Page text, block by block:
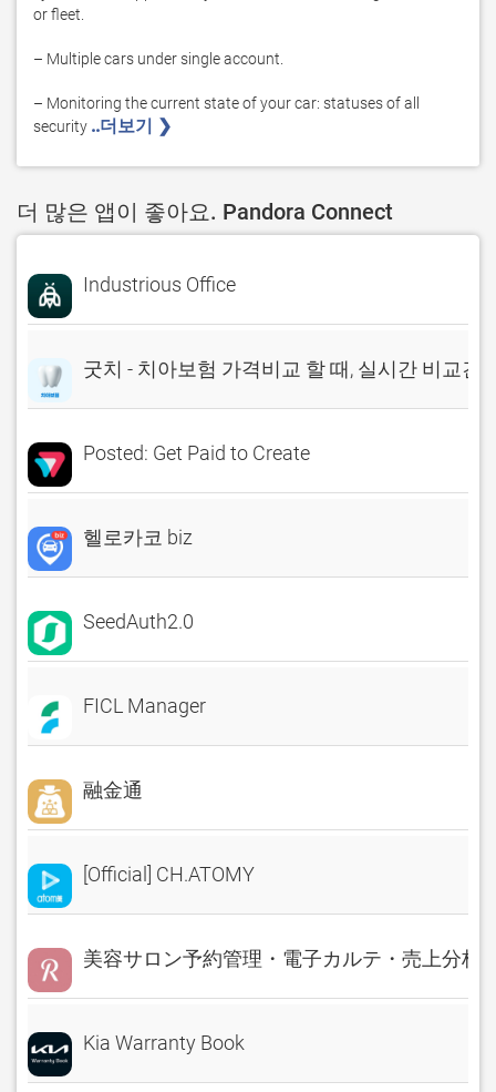
or fleet.
– Multiple cars under single account.
– Monitoring the current state of your car: statuses of all
security ..더보기 ❯
더 많은 앱이 좋아요. Pandora Connect
Industrious Office
굿치 - 치아보험 가격비교 할 때, 실시간 비교견
Posted: Get Paid to Create
헬로카코 biz
SeedAuth2.0
FICL Manager
融金通
[Official] CH.ATOMY
美容サロン予約管理・電子カルテ・売上分析
Kia Warranty Book